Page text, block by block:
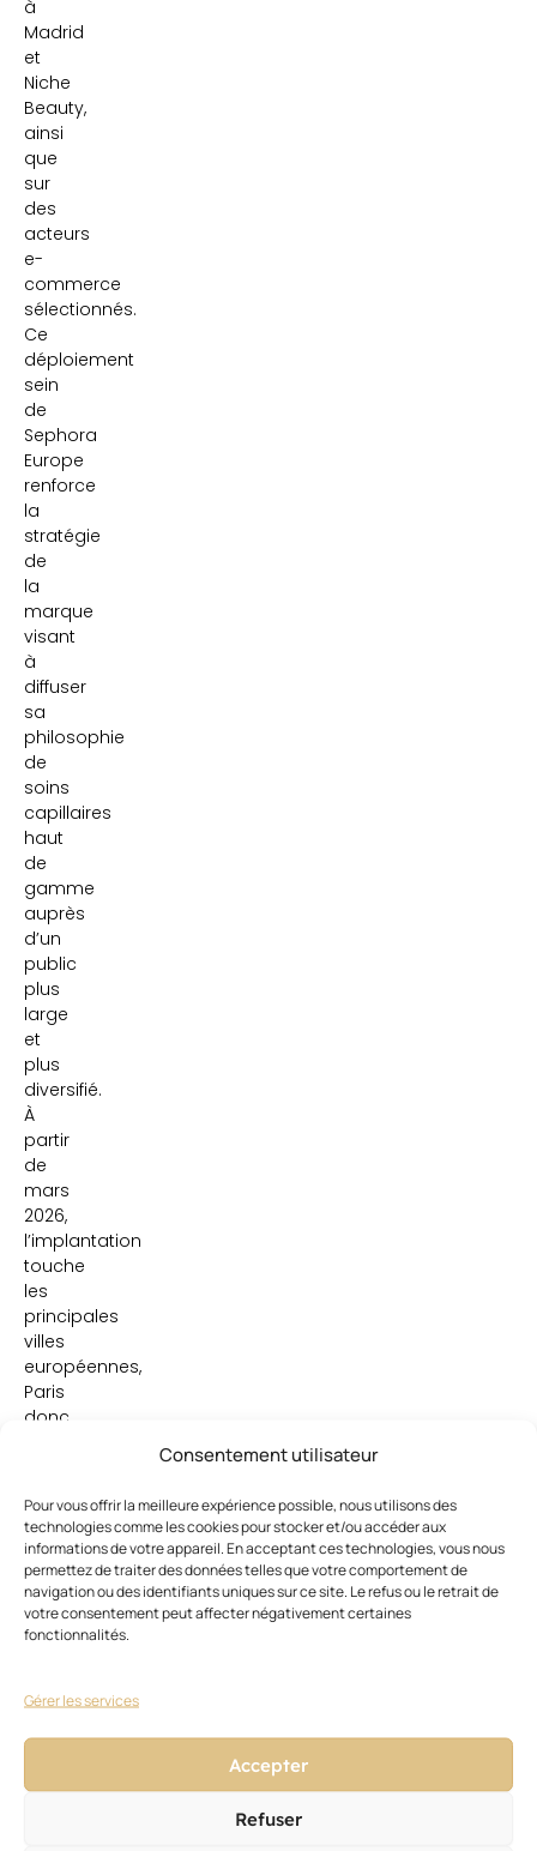
Consentement utilisateur
Pour vous offrir la meilleure expérience possible, nous utilisons des
technologies comme les cookies pour stocker et/ou accéder aux
informations de votre appareil. En acceptant ces technologies, vous nous
permettez de traiter des données telles que votre comportement de
navigation ou des identifiants uniques sur ce site. Le refus ou le retrait de
votre consentement peut affecter négativement certaines
fonctionnalités.
Gérer les services
Accepter
Refuser
à
Madrid
et
Niche
Beauty,
ainsi
que
sur
des
acteurs
e-
commerce
sélectionnés.
Ce
déploiement
sein
de
Sephora
Europe
renforce
la
stratégie
de
la
marque
visant
à
diffuser
sa
philosophie
de
soins
capillaires
haut
de
gamme
auprès
d’un
public
plus
large
et
plus
diversifié.
À
partir
de
mars
2026,
l’implantation
touche
les
principales
villes
européennes,
Paris
donc
Milan,
Madrid,
Barcelone,
ainsi
que
Varsovie,
Hambourg,
Zurich,
Lisbonne,